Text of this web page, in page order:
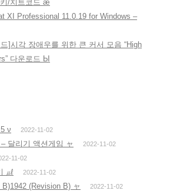
/치트코드 æ
XI Professional 11.0.19 for Windows –
]시각 장애우를 위한 큰 커서 모음 “High
다운로드 Ы
ν 2022-11-02
달리기 액션게임 ャ 2022-11-02
11-02
㎕ 2022-11-02
(Revision B) ャ 2022-11-02